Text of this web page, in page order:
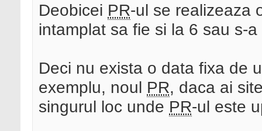
Deobicei PR-ul se realizeaza
intamplat sa fie si la 6 sau s-
Deci nu exista o data fixa de
exemplu, noul PR, daca ai
singurul loc unde PR-ul este